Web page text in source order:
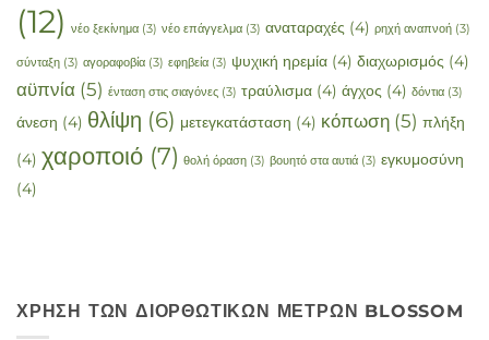
(12) νέο ξεκίνημα (3) νέο επάγγελμα (3) αναταραχές (4) ρηχή αναπνοή (3)
σύνταξη (3) αγοραφοβία (3) εφηβεία (3) ψυχική ηρεμία (4) διαχωρισμός (4)
αϋπνία (5) ένταση στις σιαγόνες (3) τραύλισμα (4) άγχος (4) δόντια (3)
άνεση (4) θλίψη (6) μετεγκατάσταση (4) κόπωση (5) πλήξη
(4) χαροποιό (7) θολή όραση (3) βουητό στα αυτιά (3) εγκυμοσύνη
(4)
ΧΡΉΣΗ ΤΩΝ ΔΙΟΡΘΩΤΙΚΏΝ ΜΈΤΡΩΝ BLOSSOM